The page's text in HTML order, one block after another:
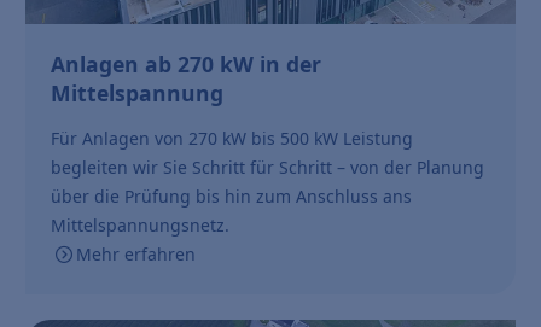
Anlagen ab 270 kW in der
Mittelspannung
Für Anlagen von 270 kW bis 500 kW Leistung
begleiten wir Sie Schritt für Schritt – von der Planung
über die Prüfung bis hin zum Anschluss ans
Mittelspannungsnetz.
Mehr erfahren